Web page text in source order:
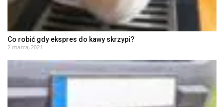
Co robić gdy ekspres do kawy skrzypi?
2 marca, 2021